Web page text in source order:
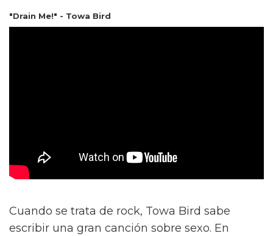
"Drain Me!" - Towa Bird
Cuando se trata de rock, Towa Bird sabe
escribir una gran canción sobre sexo. En